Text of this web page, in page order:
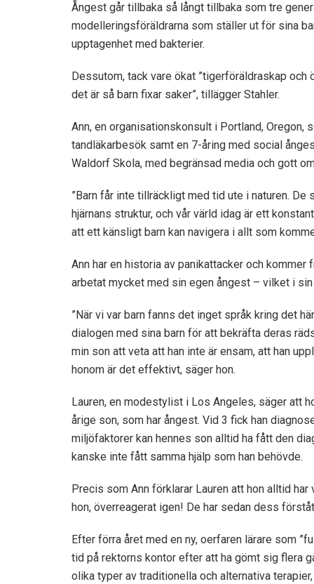
Ångest går tillbaka så långt tillbaka som tre
modelleringsföräldrarna som ställer ut för sina
upptagenhet med bakterier.
Dessutom, tack vare ökat ”tigerföräldraskap
det är så barn fixar saker”, tillägger Stahler.
Ann, en organisationskonsult i Portland, Oregon,
tandläkarbesök samt en 7-åring med social
Waldorf Skola, med begränsad media och gott
”Barn får inte tillräckligt med tid ute i naturen.
hjärnans struktur, och vår värld idag är ett
att ett känsligt barn kan navigera i allt som
Ann har en historia av panikattacker och kommer
arbetat mycket med sin egen ångest – vilket i
”När vi var barn fanns det inget språk kring det
dialogen med sina barn för att bekräfta deras
min son att veta att han inte är ensam, att han
honom är det effektivt, säger hon.
Lauren, en modestylist i Los Angeles, säger att
årige son, som har ångest. Vid 3 fick han
miljöfaktorer kan hennes son alltid ha fått den
kanske inte fått samma hjälp som han behövde.
Precis som Ann förklarar Lauren att hon alltid
hon, överreagerat igen! De har sedan dess
Efter förra året med en ny, oerfaren lärare som
tid på rektorns kontor efter att ha gömt sig flera
olika typer av traditionella och alternativa